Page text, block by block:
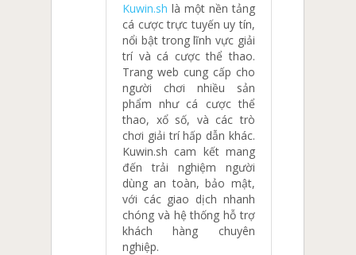
Kuwin.sh là một nền tảng
cá cược trực tuyến uy tín,
nổi bật trong lĩnh vực giải
trí và cá cược thể thao.
Trang web cung cấp cho
người chơi nhiều sản
phẩm như cá cược thể
thao, xổ số, và các trò
chơi giải trí hấp dẫn khác.
Kuwin.sh cam kết mang
đến trải nghiệm người
dùng an toàn, bảo mật,
với các giao dịch nhanh
chóng và hệ thống hỗ trợ
khách hàng chuyên
nghiệp.